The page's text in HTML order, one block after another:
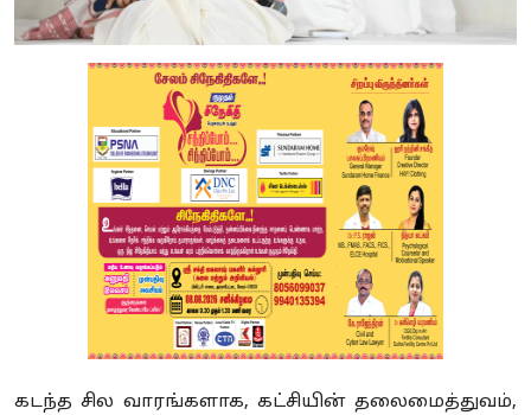
கடந்த சில வாரங்களாக, கட்சியின் தலைமைத்துவம்,